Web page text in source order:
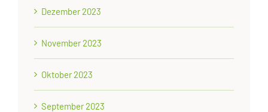
Dezember 2023
November 2023
Oktober 2023
September 2023